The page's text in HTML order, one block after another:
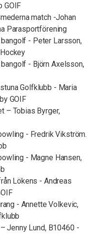
GOIF
match -Johan
Parasportförening
- Peter Larsson,
- Björn Axelsson,
Golfklubb - Maria
GOIF
– Tobias Byrger,
- Fredrik Vikström.
- Magne Hansen,
Lökens - Andreas
- Annette Volkevic,
Jenny Lund, B10460 -